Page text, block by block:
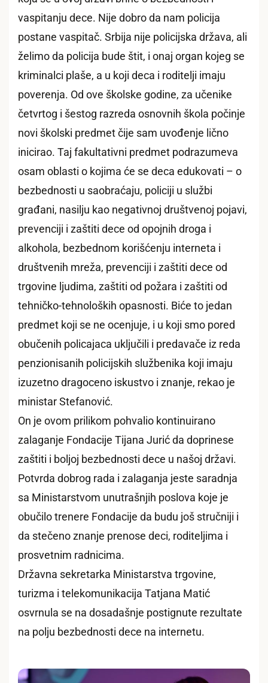
vaspitanju dece. Nije dobro da nam policija
postane vaspitač. Srbija nije policijska država, ali
želimo da policija bude štit, i onaj organ kojeg se
kriminalci plaše, a u koji deca i roditelji imaju
poverenja. Od ove školske godine, za učenike
četvrtog i šestog razreda osnovnih škola počinje
novi školski predmet čije sam uvođenje lično
inicirao. Taj fakultativni predmet podrazumeva
osam oblasti o kojima će se deca edukovati – o
bezbednosti u saobraćaju, policiji u službi
građani, nasilju kao negativnoj društvenoj pojavi,
prevenciji i zaštiti dece od opojnih droga i
alkohola, bezbednom korišćenju interneta i
društvenih mreža, prevenciji i zaštiti dece od
trgovine ljudima, zaštiti od požara i zaštiti od
tehničko-tehnoloških opasnosti. Biće to jedan
predmet koji se ne ocenjuje, i u koji smo pored
obučenih policajaca uključili i predavače iz reda
penzionisanih policijskih službenika koji imaju
izuzetno dragoceno iskustvo i znanje, rekao je
ministar Stefanović.
On je ovom prilikom pohvalio kontinuirano
zalaganje Fondacije Tijana Jurić da doprinese
zaštiti i boljoj bezbednosti dece u našoj državi.
Potvrda dobrog rada i zalaganja jeste saradnja
sa Ministarstvom unutrašnjih poslova koje je
obučilo trenere Fondacije da budu još stručniji i
da stečeno znanje prenose deci, roditeljima i
prosvetnim radnicima.
Državna sekretarka Ministarstva trgovine,
turizma i telekomunikacija Tatjana Matić
osvrnula se na dosadašnje postignute rezultate
na polju bezbednosti dece na internetu.